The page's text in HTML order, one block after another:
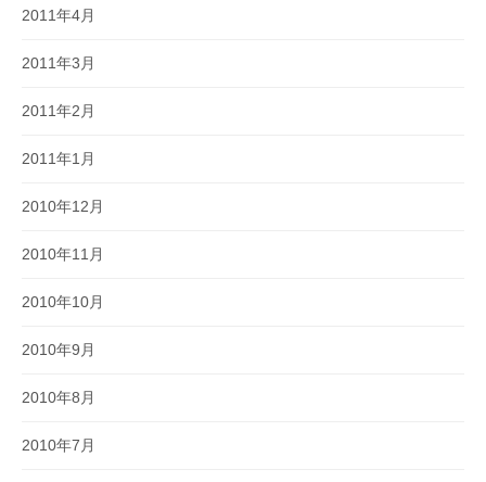
2011年4月
2011年3月
2011年2月
2011年1月
2010年12月
2010年11月
2010年10月
2010年9月
2010年8月
2010年7月